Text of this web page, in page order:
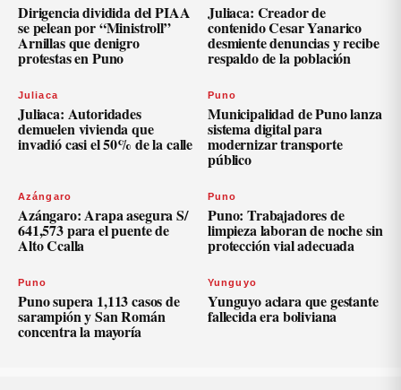
Dirigencia dividida del PIAA
se pelean por “Ministroll”
Arnillas que denigro
protestas en Puno
Juliaca: Creador de
contenido Cesar Yanarico
desmiente denuncias y recibe
respaldo de la población
Juliaca
Juliaca: Autoridades
demuelen vivienda que
invadió casi el 50% de la calle
Puno
Municipalidad de Puno lanza
sistema digital para
modernizar transporte
público
Azángaro
Azángaro: Arapa asegura S/
641,573 para el puente de
Alto Ccalla
Puno
Puno: Trabajadores de
limpieza laboran de noche sin
protección vial adecuada
Puno
Puno supera 1,113 casos de
sarampión y San Román
concentra la mayoría
Yunguyo
Yunguyo aclara que gestante
fallecida era boliviana